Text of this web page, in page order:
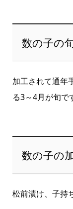
数の子の
加工されて通年
る3～4月が旬で
数の子の
松前漬け、子持